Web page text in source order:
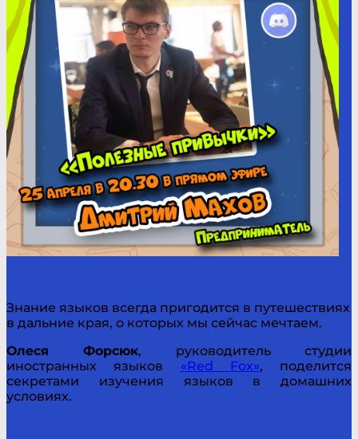
Знание языков всегда пригодится в путешествиях
в дальние края, о которых мы сейчас мечтаем.
Олеся Форсюк, руководитель студии
иностранных языков «Red Fox», поделится
секретами изучения языков в домашних
условиях.